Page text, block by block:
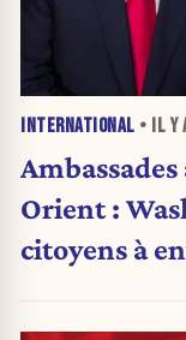
INTERNATIONAL • IL Y
Orient :
citoyens à